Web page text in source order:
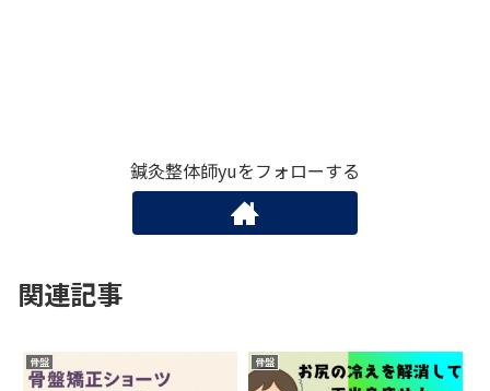
鍼灸整体師yuをフォローする
関連記事
骨盤 骨盤